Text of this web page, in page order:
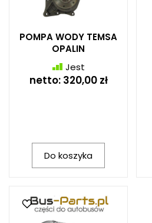
POMPA WODY TEMSA
OPALIN
Jest
netto: 320,00 zł
Do koszyka